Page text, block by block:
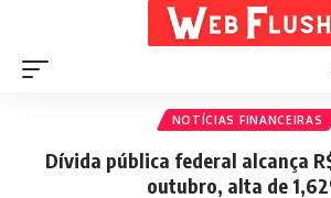
NOTÍCIAS FINANCEIRAS
Dívida pública federal alcança
outubro, alta de